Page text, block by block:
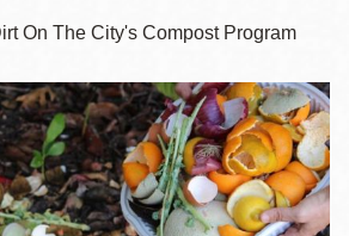
On The City's Compost Program